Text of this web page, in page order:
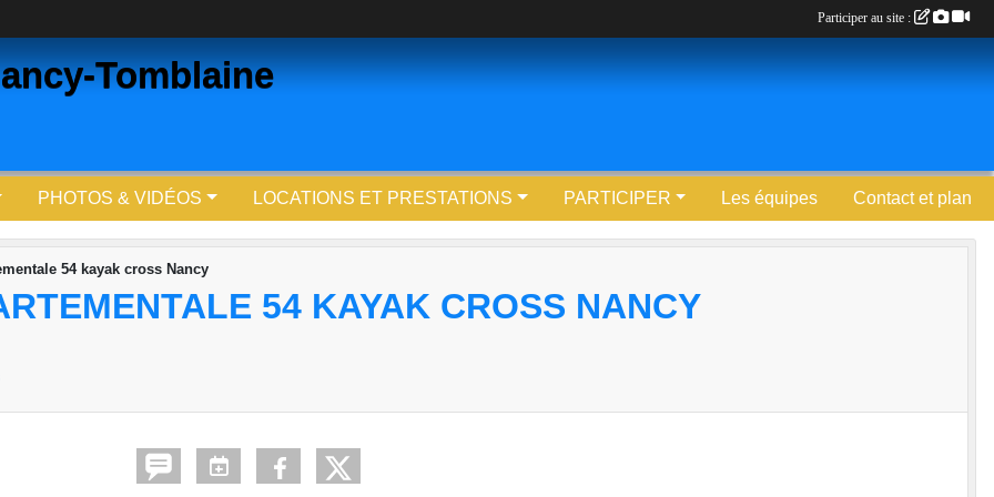
Tomblaine
PHOTOS & VIDÉOS LOCATIONS ET PRESTATIONS PARTICIPER Les équipes Contact et plan
54 kayak cross Nancy
54 KAYAK CROSS NANCY
Participer au site :